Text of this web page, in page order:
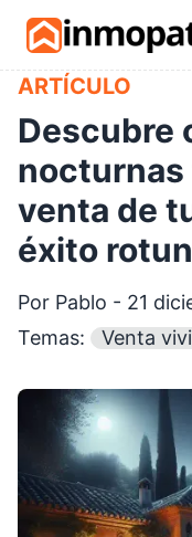
Skip to main content
ARTÍCULO
Descubre
nocturnas
venta de
éxito
Por Pablo - 21
Temas:
Venta